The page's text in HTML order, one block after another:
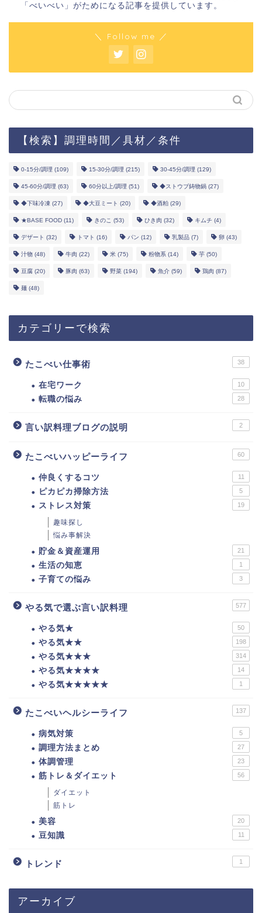
「べいべい」がためになる記事を提供しています。
＼ Follow me ／
【検索】調理時間／具材／条件
0-15分/調理 (109) 15-30分/調理 (215) 30-45分/調理 (129)
45-60分/調理 (63) 60分以上/調理 (51) ◆ストウブ鋳物鍋 (27)
◆下味冷凍 (27) ◆大豆ミート (20) ◆酒粕 (29)
★BASE FOOD (11) きのこ (53) ひき肉 (32) キムチ (4)
デザート (32) トマト (16) パン (12) 乳製品 (7) 卵 (43)
汁物 (48) 牛肉 (22) 米 (75) 粉物系 (14) 芋 (50)
豆腐 (20) 豚肉 (63) 野菜 (194) 魚介 (59) 鶏肉 (87)
麺 (48)
カテゴリーで検索
たこべい仕事術 38
在宅ワーク 10
転職の悩み 28
言い訳料理ブログの説明 2
たこべいハッピーライフ 60
仲良くするコツ 11
ピカピカ掃除方法 5
ストレス対策 19
趣味探し
悩み事解決
貯金＆資産運用 21
生活の知恵 1
子育ての悩み 3
やる気で選ぶ言い訳料理 577
やる気★ 50
やる気★★ 198
やる気★★★ 314
やる気★★★★ 14
やる気★★★★★ 1
たこべいヘルシーライフ 137
病気対策 5
調理方法まとめ 27
体調管理 23
筋トレ＆ダイエット 56
ダイエット
筋トレ
美容 20
豆知識 11
トレンド 1
アーカイブ